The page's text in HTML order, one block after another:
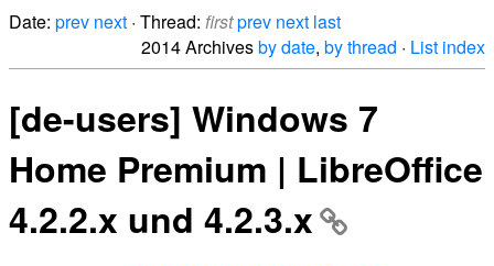
Date: prev next · Thread: firstprev next last
2014 Archivesby date, by thread · List index
[de-users] Windows 7
Home Premium | LibreOffice
4.2.2.x und 4.2.3.x